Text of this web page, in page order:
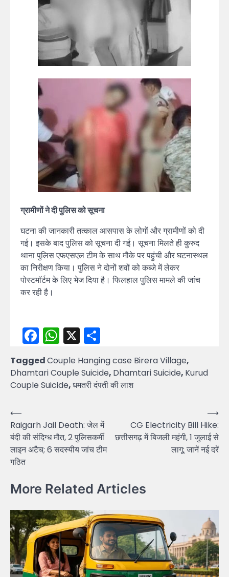
ग्रामीणों ने दी पुलिस को सूचना
घटना की जानकारी तत्काल आसपास के लोगों और ग्रामीणों को दी
गई। इसके बाद पुलिस को सूचना दी गई। सूचना मिलते ही कुरुद
थाना पुलिस एफएसएल टीम के साथ मौके पर पहुंची और घटनास्थल
का निरीक्षण किया। पुलिस ने दोनों शवों को कब्जे में लेकर
पोस्टमॉर्टम के लिए भेज दिया है। फिलहाल पुलिस मामले की जांच
कर रही है।
Facebook
WhatsApp
X
TaggedCouple Hanging case Birera Village,
Dhamtari Couple Suicide, Dhamtari Suicide, Kurud
Couple Suicide,धमतरी दंपती की लाश
Post
navigation
⟵
Raigarh Jail Death: जेल में
बंदी की संदिग्ध मौत, 2 पुलिसकर्मी
लाइन अटैच; 6 सदस्यीय जांच टीम
गठित
CG Electricity Bill Hike:
छत्तीसगढ़ में बिजली महंगी, 1 जुलाई से
लागू; जानें नई दरें
⟶
More Related Articles